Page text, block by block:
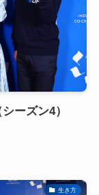
ーズン4）
生き方